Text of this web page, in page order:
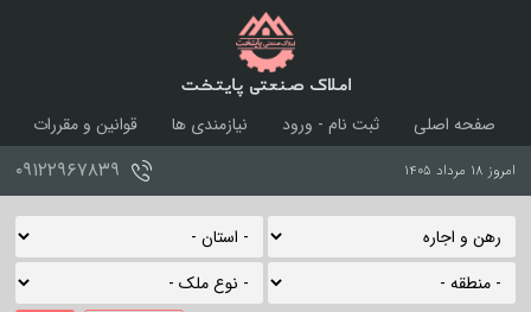
املاک صنعتی پایتخت
صفحه اصلی ثبت نام - ورود نیازمندی ها
قوانین و مقررات
امروز ۱۸ مرداد ۱۴۰۵ ۰۹۱۲۲۹۶۷۸۳۹